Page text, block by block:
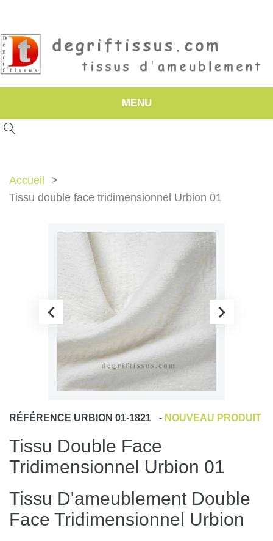
MENU
Accueil
Tissu double face tridimensionnel Urbion 01
RÉFÉRENCE URBION 01-1821 - NOUVEAU PRODUIT
Tissu Double Face
Tridimensionnel Urbion 01
Tissu D'ameublement Double
Face Tridimensionnel Urbion